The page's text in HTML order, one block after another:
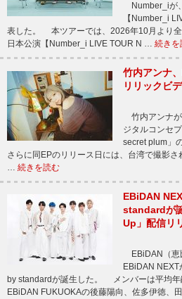
Number_iが
【Number_i
表した。 本ツアーでは、2026年10月より
日本公演【Number_i LIVE TOUR N … 続きを
竹内アンナ
リリックビ
竹内アンナ
ジタルコンセ
secret plum」
さらに同EPのリリース日には、台湾で撮影
… 続きを読む
EBiDAN
standardが
Up」配信リ
EBiDAN（恵
EBiDAN NEXT
by standardが誕生した。 メンバーは平均年
EBiDAN FUKUOKAの後藤陽向、佐多伊徳、